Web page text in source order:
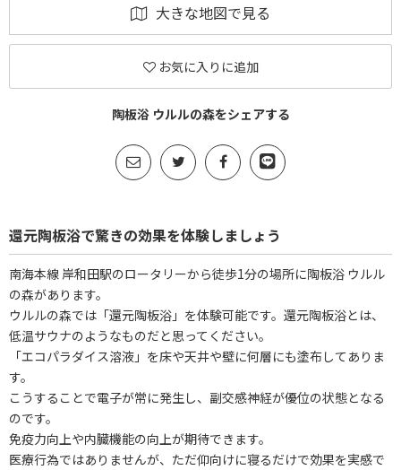
大きな地図で見る
お気に入りに追加
陶板浴 ウルルの森をシェアする
還元陶板浴で驚きの効果を体験しましょう
南海本線 岸和田駅のロータリーから徒歩1分の場所に陶板浴 ウルル
の森があります。
ウルルの森では「還元陶板浴」を体験可能です。還元陶板浴とは、
低温サウナのようなものだと思ってください。
「エコパラダイス溶液」を床や天井や壁に何層にも塗布してありま
す。
こうすることで電子が常に発生し、副交感神経が優位の状態となる
のです。
免疫力向上や内臓機能の向上が期待できます。
医療行為ではありませんが、ただ仰向けに寝るだけで効果を実感で